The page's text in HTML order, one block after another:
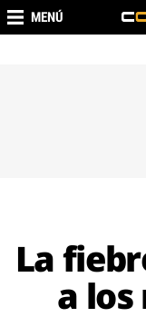
MENÚ
La
a los